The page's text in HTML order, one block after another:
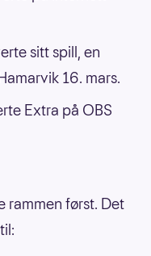
sitt spill, en
16. mars.
Extra på OBS
rammen først. Det